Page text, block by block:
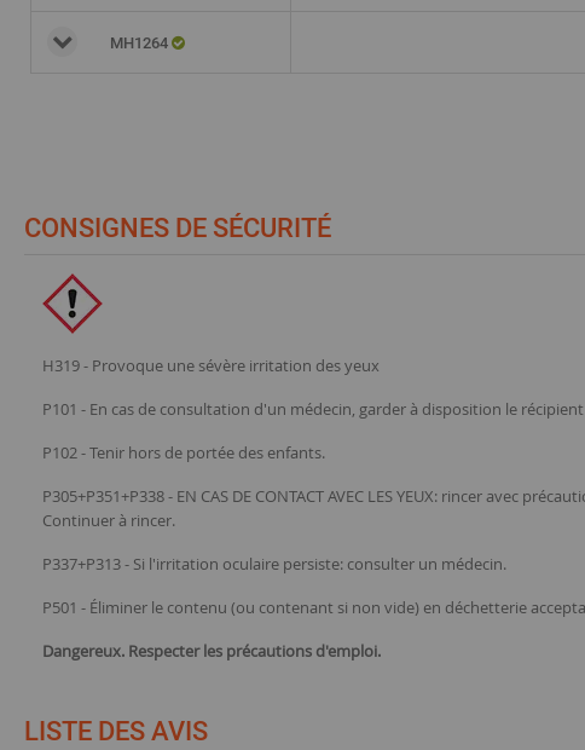
MH1264
CONSIGNES DE SÉCURITÉ
H319 - Provoque une sévère irritation des yeux
P101 - En cas de consultation d'un médecin, garder à disposition le
P102 - Tenir hors de portée des enfants.
P305+P351+P338 - EN CAS DE CONTACT AVEC LES YEUX: rincer avec
Continuer à rincer.
P337+P313 - Si l'irritation oculaire persiste: consulter un médecin.
P501 - Éliminer le contenu (ou contenant si non vide) en déchetterie
Dangereux. Respecter les précautions d'emploi.
LISTE DES AVIS